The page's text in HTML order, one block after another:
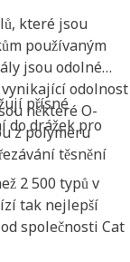
které jsou
používaným
jsou odolné
odolnost
některé O-
z polymeru
těsnění
přísné
do drážek pro
2 500 typů v
tak nejlepší
společnosti Cat